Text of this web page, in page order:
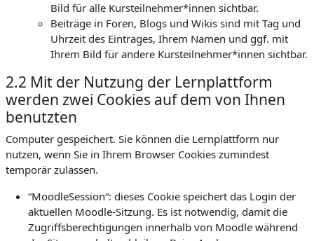
Bild für alle Kursteilnehmer*innen sichtbar.
Beiträge in Foren, Blogs und Wikis sind mit Tag und
Uhrzeit des Eintrages, Ihrem Namen und ggf. mit
Ihrem Bild für andere Kursteilnehmer*innen sichtbar.
2.2 Mit der Nutzung der Lernplattform
werden zwei Cookies auf dem von Ihnen
benutzten
Computer gespeichert. Sie können die Lernplattform nur
nutzen, wenn Sie in Ihrem Browser Cookies zumindest
temporär zulassen.
“MoodleSession“: dieses Cookie speichert das Login der
aktuellen Moodle-Sitzung. Es ist notwendig, damit die
Zugriffsberechtigungen innerhalb von Moodle während